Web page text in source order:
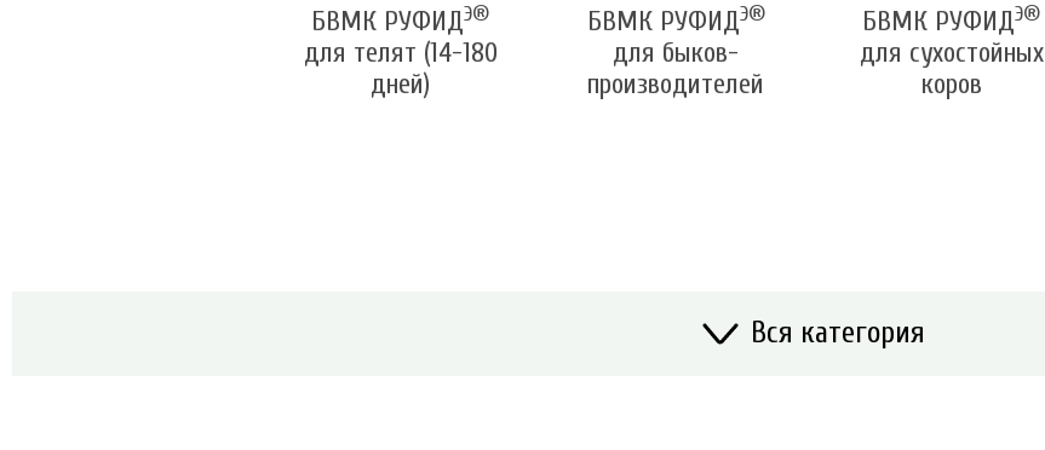
БВМК РУФИДЭ®
для телят (14-180
дней)
БВМК РУФИДЭ®
для быков-
производителей
БВМК РУФИДЭ®
для сухостойных
коров
Вся категория